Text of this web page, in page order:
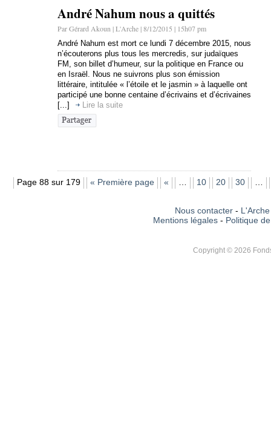
André Nahum nous a quittés
Par Gérard Akoun | L'Arche | 8/12/2015 | 15h07 pm
André Nahum est mort ce lundi 7 décembre 2015, nous
n’écouterons plus tous les mercredis, sur judaïques
FM, son billet d’humeur, sur la politique en France ou
en Israël. Nous ne suivrons plus son émission
littéraire, intitulée « l’étoile et le jasmin » à laquelle ont
participé une bonne centaine d’écrivains et d’écrivaines
[...]
Lire la suite
Page 88 sur 179 « Première page « 10 20 30
Nous contacter-
Mentions légales - Politique
Copyright © 2026